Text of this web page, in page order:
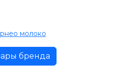
бренда